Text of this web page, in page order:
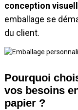
conception
emballage se
du client.
Pourquoi
vos besoins
papier ?